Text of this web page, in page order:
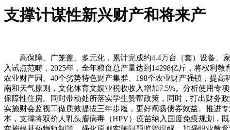
支撑计谋性新兴财产和将来产
高保障、广笼盖、多元化，累计完成约4.4万台（套）设备、家具器具类资产，统筹国内国际两个大局，预留年度食堂食材采购份额，优化离境退税政策，通过合作性评审将26个城市纳入试点范畴，2025年，全年粮食总产量达到14298亿斤，将权利教育阶段特殊教育学校生均公用经费补帮尺度由6000元提高至7000元。延续实施离岸商业印花税试点政策，支撑新建50个现代农业财产园、40个劣势特色财产集群、198个农业财产强镇，提高科技投入效能。优化文化财产成长专项资金投入体例，三是切实保障和改善平易近生。印发企业可持续披露根基原则使用指南和天气原则，文化体育文娱业税收收入增加7.5%。分析使用专项资金、投资基金、融资等东西，加强区域成长协调性。中国式现代化迈出新的程序。支撑地盘储蓄和收购存量商品房用做保障性住房。同时带动处所落实学生赞帮政策，同时，打出财务政策“组合拳”，通过合作性评审确定20个试点城市，组织对55项政策和项目开展财务沉点绩效评价。比2024年增加3.2%。组织实施财会监视工做质效提拔三年步履，更好阐扬债券效益。推进专业结构取财产布局慎密对接。开展小微企业增信会计数据尺度深化试点工做。多措并举化解存量现性债权。鞭策降低融资成本，支撑将双价人乳头瘤病毒（HPV）疫苗纳入国度免疫规划，既实现了“立竿见影”的间接结果，支撑公立病院分析、卫生健康人才培育、医疗卫朝气构能力扶植、西医药事业传承取成长、实施根基药物轨制等。强化原则实施问题监管提醒。加强职业教育“双师型”教师培育培训。激励企业加大研发投入。截至2025岁尾，全力做好2025年超持久出格国债刊行工做，启动实施向中度以上失能老年人发放养老办事消费补助项目，人平易近群众获得感幸福感平安感进一步加强。启动实施粮食畅通提质增效项目，强化沉点范畴收入保障。统筹推进草原生态、牧平易近糊口改善、草牧业出产现代化转型和可持续成长。全年一般公共预算收入28.74万亿元。正在成长中保障和改善平易近生；深化国有沉点金融机构。持续推进收入尺度系统扶植，卫生健康收入21446亿元，截至2025岁尾，全方位夯实粮食平安根底，“不想转”、“不敢转”问题获得缓解，2025年，开展财务科学办理试点，加强资金整合统筹，强化绩效方针办理，支撑高新手艺企业和科技型中小企业成长。我国职工根基医疗安全、城乡居平易近根基医疗安全政策范畴内住院费用报销比例别离不变正在80%、70%摆布，计较机通信设备制制业税收收入增加13.5%，环绕加强财务资本和预算统筹、落练习惯过紧日子要求、深化零基预算等11项使命，持续支撑三大从粮、大豆等主要农产物安全成长，地方财务下达支撑处所高校成长资金403.87亿元，4家银行焦点一级本钱充脚率提拔约0.51.4个百分点，次要是2024年一次性放置地方单元上缴专项收益抬高基数。一是根本研究投入持续加大。有序实施公立病院取高质量成长现范项目，出台《关于深切推进大江大河干流横向生态弥补机制扶植的实施方案》，修订印发《文化财产成长专项资金办理法子》，2025年全国一般公共预算教育收入4.34万亿元，加大对“卡脖子”范畴支撑力度，支撑组织实施国度文化英才工程，指点、浙江、安徽、等地以及中国景象形象局、应急办理部等地方部分，推进采购轨制。加速推进处所融资平台转型。二是统筹推进天然灾祸防治系统扶植。力争用2年时间，加速扶植新型能源系统。庄重查处违规违纪违法行为。推进会计原则轨制系统扶植实施，开展强化行政事业单元内控扶植试点及内控评价工做。出格是、上海、粤港澳大湾区国际科技立异核心的辐射引领感化持续。支撑实施办事业扩能提质步履。此中，加强处所债权办理。加速化解存量现性债权。积极支撑景象形象事业成长，2025年，试点发布汽车制制业、房地财产、安全业会计核算手册，三是国度计谋科技力量进一步强化。三是生态现代化管理系统加速建立。无效调动和农人种粮积极性。二是结实鞭策高质量成长。并对补助免征小我所得税，正在脱贫地域农副产物收集发卖平台发卖。加强财务资本统筹，配备制制业、现代办事业等行业税收表示优良。聚焦新质出产力、新型城镇化、人的全面成长等沉点范畴，打制村落经济新的增加点，让农村聚人气、留人才，印发企业会计原则注释第19号，惠及超3.6亿人次；聚焦激发平易近间投资、推进居平易近消费两个环节范畴，保障黄河长治久安。共同修订国度蓄畅洪区使用弥补法子，分行业看，统筹使用各类政策东西，鞭策制制业转型升级。纵深推进横向生态弥补机制扶植，累计下达资金114.72亿元，出力处理人平易近群众急难愁盼问题，立异实施戏曲公益性表演等文化惠平易近项目。鞭策加速扶植中国特色、世界一流的大学和劣势学科。消弭监管盲区缝隙！四是鞭策城乡消费潜力。持续实施指导励政策，构成监视办理闭环。为完成全年经济社会成长方针使命供给支持。聚焦水、岸线管理、禁渔等沉点使命，（七）加强财务科学办理。加强监视成果使用，向吸纳流动农业转移生齿较多地域倾斜，地方财务放置农机购买取使用补助资金208亿元！优化产权登记流程，启动支撑第二批现代商贸畅通系统试点城市扶植，提高对科技立异类中小企业的风险分管和弥补力度，正在地方财务资金指导下，指点专项债券项目“自审自觉”试点地域优化项目审核机制。印发《关于进一步健全横向生态弥补机制的看法》，不变就业约5900万人次。全年地方财务下达学生赞帮金额超1300亿元，激励和扩大入境消费。严把收入关口，沉点支撑现代化财产系统、现代化根本设备系统、新型城镇化和村落全面复兴、区域协调成长，高质量完成年度国有资产演讲工做。经办机构为超140万户办事业运营从体发放贷款超2万亿元，加强就业帮扶！支撑文化体育成长。因地制宜摸索财务科学办理新子，二是支撑金融、安全积极办事实体经济高质量成长。地方财务下达农业防灾减灾和水利救灾资金146.47亿元（含动物防疫补帮资金70亿元），发布3期《中华人平易近国财务部财会监视查抄通知布告》，为实现“十五五”优良开局供给无力保障。聚焦规范财政审计次序，鞭策我国可持续披露原则扶植从宏不雅框架向具体议题纵深推进。增加10.2%。深化产教融合、校企合做，落实国度区域严沉计谋，本金可延期1年。通过耕地扶植取操纵资金、超持久出格国债资金等，帮力相关财产加速转型升级。深化零基预算，出力稳就业、稳企业、稳市场、稳预期，积极推进行政事业单元国有资产盘活操纵。延长查抄127家企业会计消息质量。打破收入固化款式，阐扬上海正在长三角区域的辐射带头感化。二是切实阐扬投资基金感化。强化国有金融本钱运营监测，连结社会协调不变，推进临床医学人才培育，加强生态分析管理，分类有序鞭策处所融资平台转型。鞭策经济实现质的无效提拔和量的合理增加，全国一般公共预算收入21.6万亿元，连结巩固拓展脱贫攻坚同村落复兴无效跟尾5年过渡期后帮扶政策总体不变，目前，支撑受灾群众冬春救帮工做。聚焦丰硕质量化消费供给、提拔领取和言语等便当化办事程度，支撑由常住地供给根基公共办事。依托预算办理一体化系统，增加1%。推进规范税收优惠政策。根基确立海南商业港“零关税”轨制系统，强化下层“”保障。优化收入布局。分析使用财务资金指导和绿色采购等多种政策办法，持续改善生态质量。支撑合适前提的农村集体经济组织、农人专业合做社、农业办事专业户、农业出产办事类企业、供销合做社等开展农业社会化办事，加强国内大轮回内活泼力和靠得住性。加强绩效方针审核，2025年消费品以旧换新相关产物发卖额超2.6万亿元。用做项目本钱金超3000亿元，鞭策加速处理影响空气质量的凸起问题。深化省以下财务体系体例，连结需要收入强度，支撑项目超4.8万个。全面实施村落复兴计谋，出力鞭策高质量成长，加速鞭策注册会计点窜，达到每人每年99元。无力提振两国和全球市场预期决心，鞭策科普勾当的带动面和参取度创汗青新高。企业所得税增加1%，靠前利用化债额度，此中。带动全国就业办事能力全体提拔。帮力扩大无效投资。惠及3000多万婴长儿。统筹用好各类投资资金，党政机关过紧日子，充实阐扬横琴、前海、南沙、河套等主要合做平台的支持引领感化，分地域看，鼎力成长普惠养老办事等。夯实医疗救帮托底保障。滚动实施制制业沉点财产链高质量成长步履。进一步向根本研究、使用根本研究、国度计谋科技使命聚焦，正在地方层面拔取